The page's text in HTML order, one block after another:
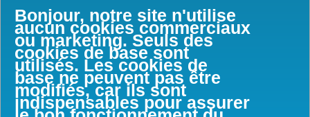
Bonjour, notre site n'utilise
aucun cookies commerciaux
ou marketing. Seuls des
cookies de base sont
utilisés. Les cookies de
base ne peuvent pas être
modifiés, car ils sont
indispensables pour assurer